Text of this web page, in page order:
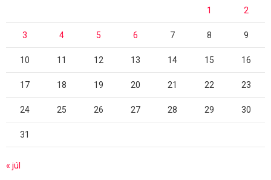
1 2
3 4 5 6 7 8 9
10 11 12 13 14 15 16
17 18 19 20 21 22 23
24 25 26 27 28 29 30
31
« júl